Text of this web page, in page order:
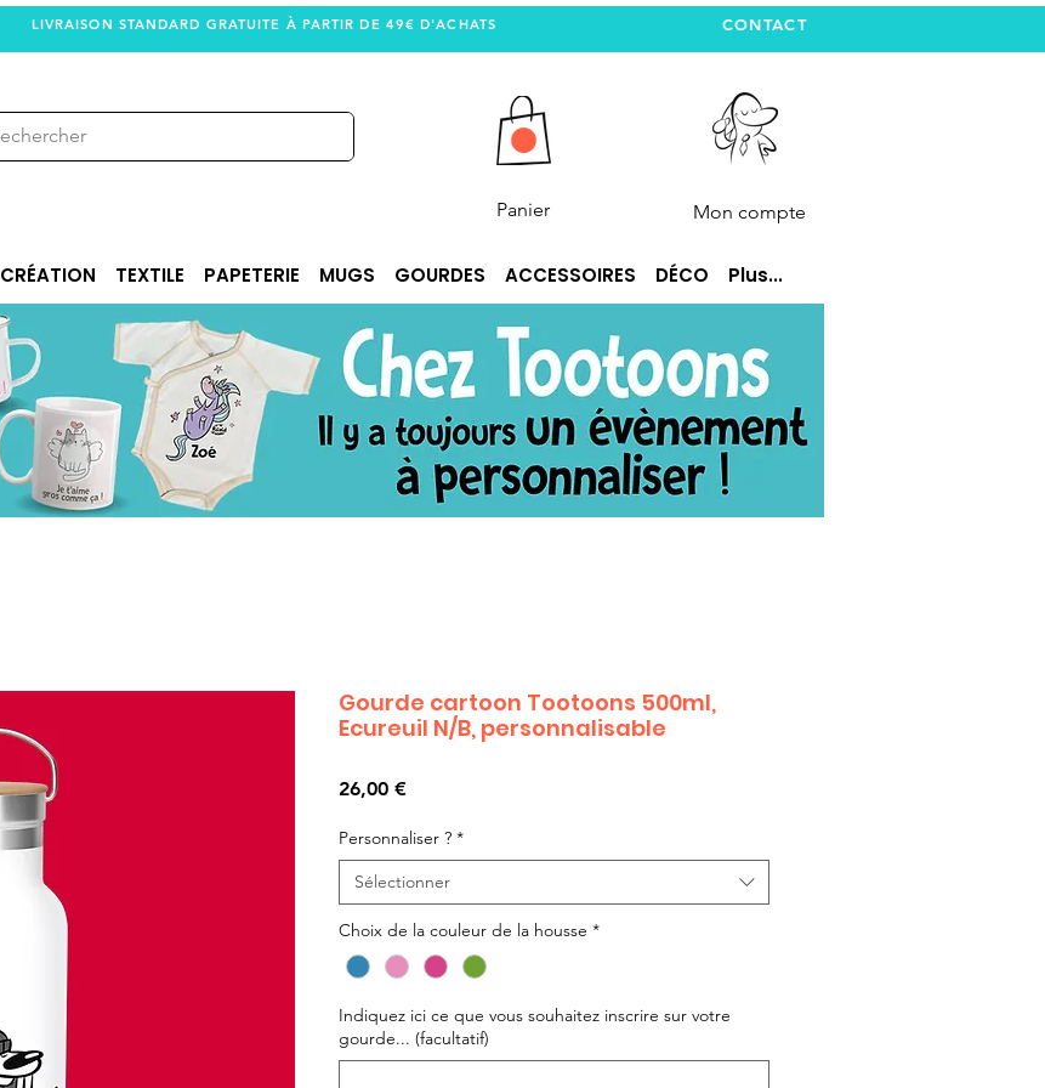
LIVRAISON STANDARD GRATUITE À PARTIR DE 49€ D'ACHATS CONTACT
Panier Mon compte
CRÉATION TEXTILE PAPETERIE MUGS GOURDES ACCESSOIRES DÉCO Plus...
Gourde cartoon Tootoons 500ml,
Ecureuil N/B, personnalisable
26,00 €Prix
Personnaliser ? *
Sélectionner
Choix de la couleur de la housse *
Indiquez ici ce que vous souhaitez inscrire sur votre
gourde... (facultatif)